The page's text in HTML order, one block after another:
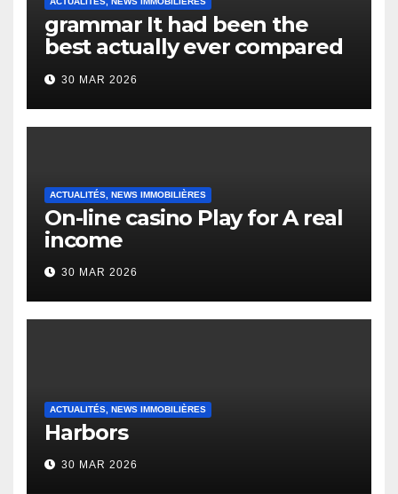
grammar It had been the
best actually ever compared
to it’s the top actually?
English Vocabulary Learners
Heap Change
30 MAR 2026
ACTUALITÉS, NEWS IMMOBILIÈRES
On-line casino Play for A real
income
30 MAR 2026
ACTUALITÉS, NEWS IMMOBILIÈRES
Harbors
30 MAR 2026